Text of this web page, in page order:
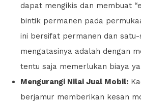
dapat mengikis dan membuat
bintik permanen pada
ini bersifat permanen dan
mengatasinya adalah dengan
tentu saja memerlukan biaya
Mengurangi Nilai Jual Mobil:
berjamur memberikan kesan